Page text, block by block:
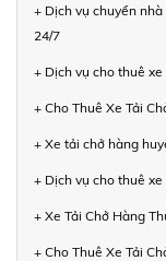
+ Dịch vụ chuyển
24/7
+ Dịch vụ cho thuê
+ Cho Thuê Xe Tải
+ Xe tải chở hàng
+ Dịch vụ cho thuê
+ Xe Tải Chở Hàng
+ Cho Thuê Xe Tải